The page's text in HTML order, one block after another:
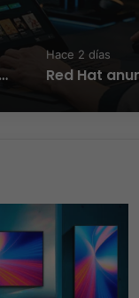
Red Hat anuncia a Sinuhé Sánchez como nuevo Chief Architect para el norte de LATAM
Hace 2 días